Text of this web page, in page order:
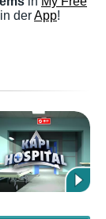
derApp!